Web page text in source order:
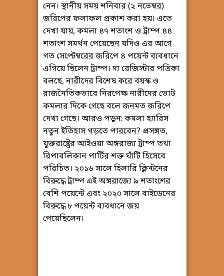
নেন। স্থানীয় সময় শনিবার (২ নভেম্বর)
জরিপের ফলাফল প্রকাশ করা হয়। এতে
দেখা যায়, কমলা ৪৭ শতাংশ ও ট্রাম্প ৪৪
শতাংশ সমর্থন পেয়েছেন যদিও এর আগে
গত সেপ্টেম্বরের জরিপে ৪ পয়েন্ট ব্যবধানে
এগিয়ে ছিলেন ট্রাম্প। দ্য রেজিস্টার পত্রিকা
বলছে, নারীদের বিশেষ করে বয়স্ক ও
রাজনৈতিকভাবে নিরপেক্ষ নারীদের ভোট
কমলার দিকে গেছে বলে জনমত জরিপে
দেখা গেছে। আরও পড়ুন: কমলা হ্যারিস
নতুন ইতিহাস গড়তে পারবেন? প্রসঙ্গত,
যুক্তরাষ্ট্রের আইওয়া অঙ্গরাজ্য ট্রাম্প তথা
রিপাবলিকান পার্টির শক্ত ঘাঁটি হিসেবে
পরিচিত। ২০১৬ সালে হিলারি ক্লিন্টনের
বিরুদ্ধে ট্রাম্প এই অঙ্গরাজ্যে ৯ শতাংশের
বেশি পয়েন্টে এবং ২০২০ সালে বাইডেনের
বিরুদ্ধে ৮ পয়েন্ট ব্যবধানে জয়
পেয়েছিলেন।